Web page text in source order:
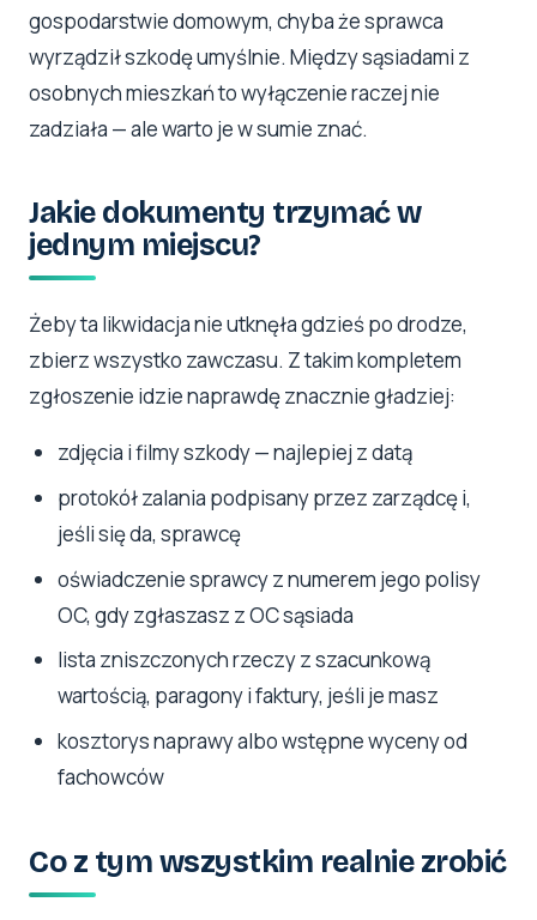
gospodarstwie domowym, chyba że sprawca
wyrządził szkodę umyślnie. Między sąsiadami z
osobnych mieszkań to wyłączenie raczej nie
zadziała — ale warto je w sumie znać.
Jakie dokumenty trzymać w
jednym miejscu?
Żeby ta likwidacja nie utknęła gdzieś po drodze,
zbierz wszystko zawczasu. Z takim kompletem
zgłoszenie idzie naprawdę znacznie gładziej:
zdjęcia i filmy szkody — najlepiej z datą
protokół zalania podpisany przez zarządcę i,
jeśli się da, sprawcę
oświadczenie sprawcy z numerem jego polisy
OC, gdy zgłaszasz z OC sąsiada
lista zniszczonych rzeczy z szacunkową
wartością, paragony i faktury, jeśli je masz
kosztorys naprawy albo wstępne wyceny od
fachowców
Co z tym wszystkim realnie zrobić